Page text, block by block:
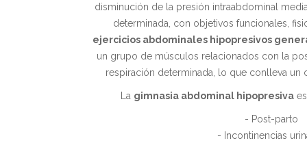
disminución de la presión intraabdominal
determinada, con objetivos funcionales,
ejercicios abdominales hipopresivos
un grupo de músculos relacionados con la
respiración determinada, lo que conlleva
La gimnasia abdominal hipopresiva
- Post-parto
- Incontinencias